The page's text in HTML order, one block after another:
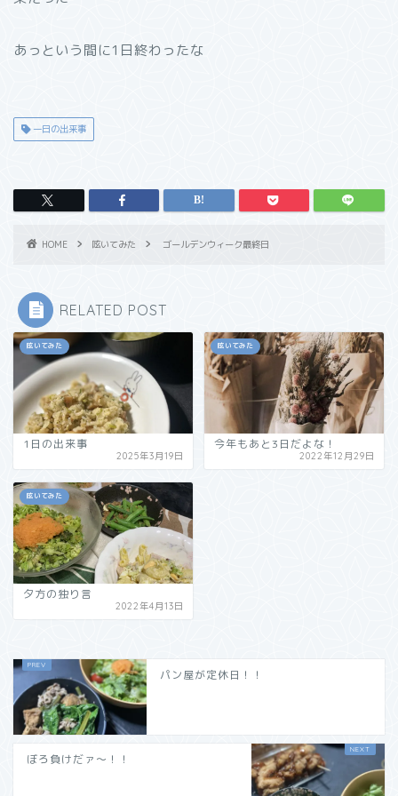
あっという間に1日終わったな
一日の出来事
HOME 呟いてみた ゴールデンウィーク最終日
RELATED POST
呟いてみた
1日の出来事
2025年3月19日
呟いてみた
今年もあと3日だよな！
2022年12月29日
呟いてみた
夕方の独り言
2022年4月13日
パン屋が定休日！！
ぼろ負けだァ〜！！